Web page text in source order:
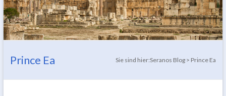
Prince Ea Sie sind hier:Seranos Blog > Prince Ea